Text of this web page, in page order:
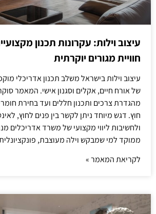
עיצוב וילות: עקרונות תכנון
חוויית מגורים יוקרתית
עיצוב וילות בישראל משלב תכנון אדריכלי
של אורח חיים, אקלים וסגנון אישי. המאמר
מהגדרת צרכים ותכנון חללים ועד בחירת
חוץ. דגש מיוחד ניתן לקשר בין פנים לחוץ,
ולחשיבות ליווי מקצועי של משרד אדריכלים
ממוקד למי שמבקש וילה מעוצבת,
לקריאת המאמר »